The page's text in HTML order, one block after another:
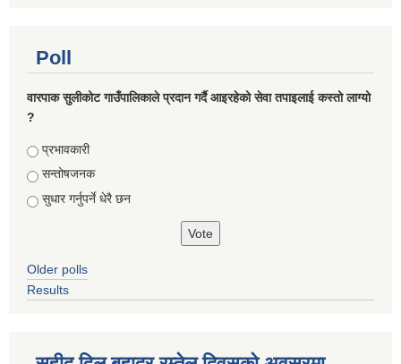
Poll
वारपाक सुलीकोट गाउँपालिकाले प्रदान गर्दै आइरहेको सेवा तपाइलाई कस्तो लाग्यो
?
Choices
प्रभावकारी
सन्तोषजनक
सुधार गर्नुपर्ने धेरै छन
Older polls
Results